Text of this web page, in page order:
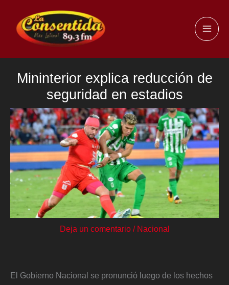
contenido
Mininterior explica reducción de
seguridad en estadios
Deja un comentario / Nacional
El Gobierno Nacional se pronunció luego de los hechos